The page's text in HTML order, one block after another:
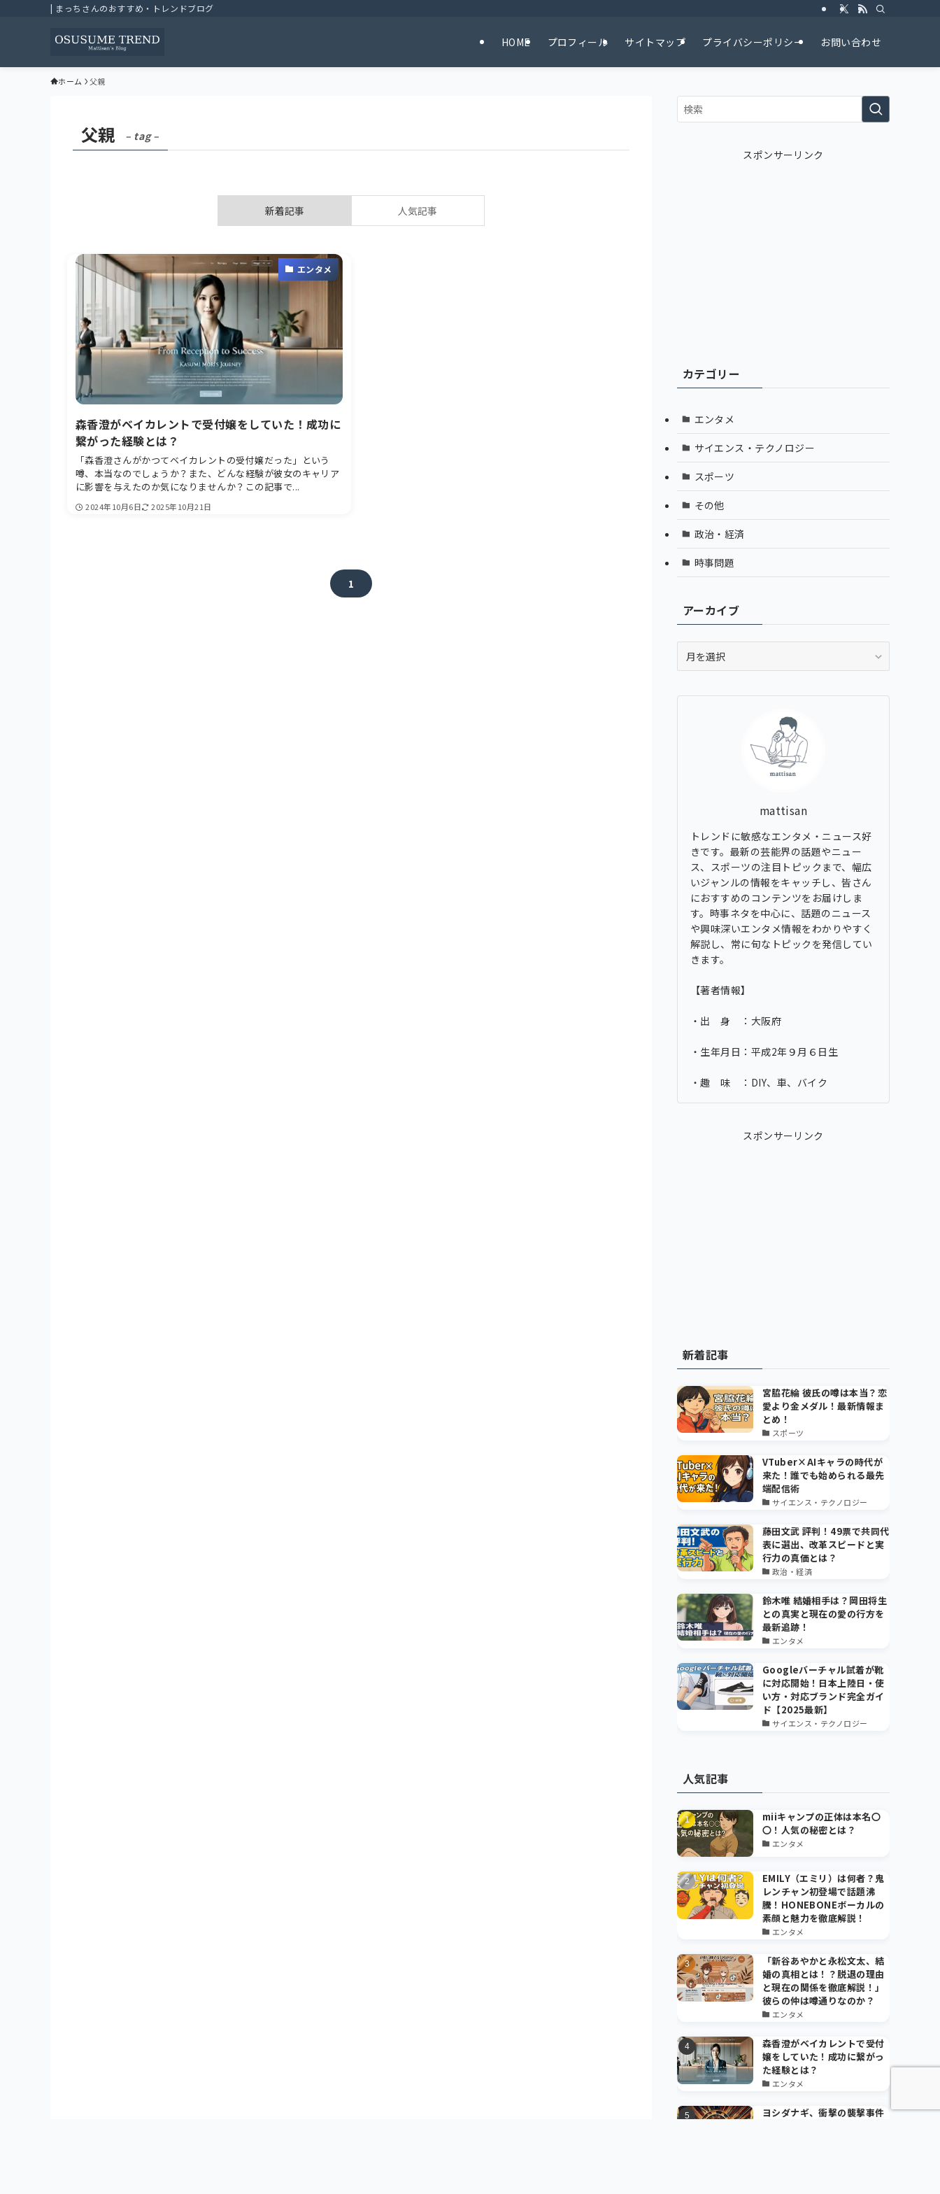
| まっちさんのおすすめ・トレンドブログ
HOME プロフィール サイトマップ プライバシーポリシー お問い合わせ
ホーム 父親
父親 – tag –
新着記事 人気記事
エンタメ
森香澄がベイカレントで受付嬢をしていた！成功に
繋がった経験とは？
「森香澄さんがかつてベイカレントの受付嬢だった」という
噂、本当なのでしょうか？また、どんな経験が彼女のキャリア
に影響を与えたのか気になりませんか？この記事で...
2024年10月6日 2025年10月21日
1
スポンサーリンク
カテゴリー
エンタメ
サイエンス・テクノロジー
スポーツ
その他
政治・経済
時事問題
アーカイブ
ー
イ
mattisan
トレンドに敏感なエンタメ・ニュース好
きです。最新の芸能界の話題やニュー
ス、スポーツの注目トピックまで、幅広
いジャンルの情報をキャッチし、皆さん
におすすめのコンテンツをお届けしま
す。時事ネタを中心に、話題のニュース
や興味深いエンタメ情報をわかりやすく
解説し、常に旬なトピックを発信してい
きます。
【著者情報】
・出 身 ：大阪府
・生年月日：平成2年９月６日生
・趣 味 ：DIY、車、バイク
スポンサーリンク
新着記事
宮脇花綸 彼氏の噂は本当？恋
愛より金メダル！最新情報ま
とめ！
スポーツ
VTuber×AIキャラの時代が
来た！誰でも始められる最先
端配信術
サイエンス・テクノロジー
藤田文武 評判！49票で共同代
表に選出、改革スピードと実
行力の真価とは？
政治・経済
鈴木唯 結婚相手は？岡田将生
との真実と現在の愛の行方を
最新追跡！
エンタメ
Googleバーチャル試着が靴
に対応開始！日本上陸日・使
い方・対応ブランド完全ガイ
ド【2025最新】
サイエンス・テクノロジー
人気記事
miiキャンプの正体は本名〇
〇！人気の秘密とは？
エンタメ
EMILY（エミリ）は何者？鬼
レンチャン初登場で話題沸
騰！HONEBONEボーカルの
素顔と魅力を徹底解説！
エンタメ
「新谷あやかと永松文太、結
婚の真相とは！？脱退の理由
と現在の関係を徹底解説！」
彼らの仲は噂通りなのか？
エンタメ
森香澄がベイカレントで受付
嬢をしていた！成功に繋がっ
た経験とは？
エンタメ
ヨシダナギ、衝撃の襲撃事件